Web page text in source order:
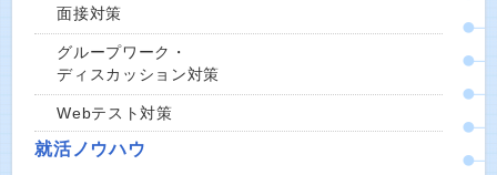
面接対策
グループワーク・
ディスカッション対策
Webテスト対策
就活ノウハウ